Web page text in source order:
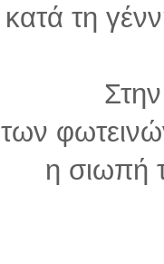
κατά τη
των
η σιωπή